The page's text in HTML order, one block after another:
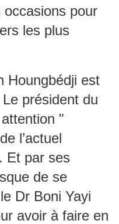
pour
les plus
Houngbédji est
président du
attention "
l’actuel
Et par ses
de se
Dr Boni Yayi
avoir à faire en